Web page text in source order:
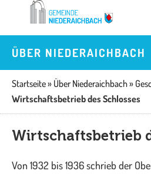
springen
ÜBER NIEDERAICHBACH
Startseite» Über Niederaichbach»
Wirtschaftsbetrieb des Schlosses
Wirtschaftsbetrieb
Von 1932 bis 1936 schrieb der